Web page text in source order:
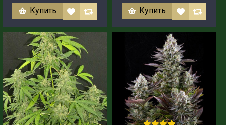
Купить Купить